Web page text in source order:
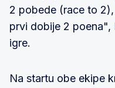
2 pobede (race to
prvi dobije 2 poena",
igre.
Na startu obe ekipe